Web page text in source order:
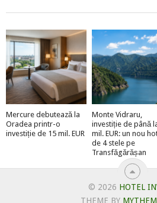
Mercure debutează la
Oradea printr-o
investiție de 15 mil. EUR
Monte Vidraru,
investiție de până
mil. EUR: un nou
de 4 stele pe
Transfăgărășan
© 2026 HOTEL
THEME BY